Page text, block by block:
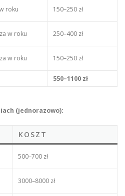
roku 150–250 zł
w roku 250–400 zł
w roku 150–250 zł
550–1100 zł
(jednorazowo):
KOSZT
500–700 zł
3000–8000 zł